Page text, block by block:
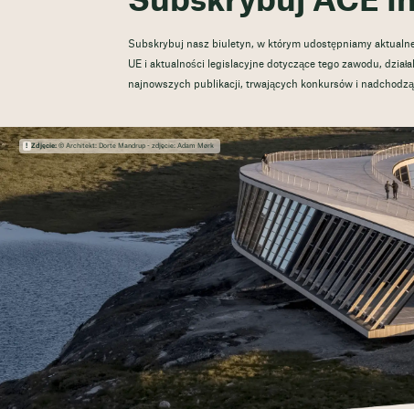
Subskrybuj nasz biuletyn, w którym udostępniamy
UE i aktualności legislacyjne dotyczące tego zawodu,
najnowszych publikacji, trwających konkursów i
Zdjęcie:© Architekt: Dorte Mandrup - zdjęcie: Adam Mørk